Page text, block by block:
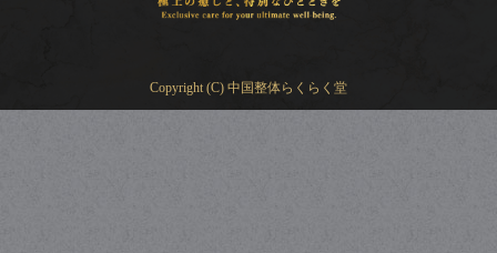
Copyright (C) 中国整体らくらく堂